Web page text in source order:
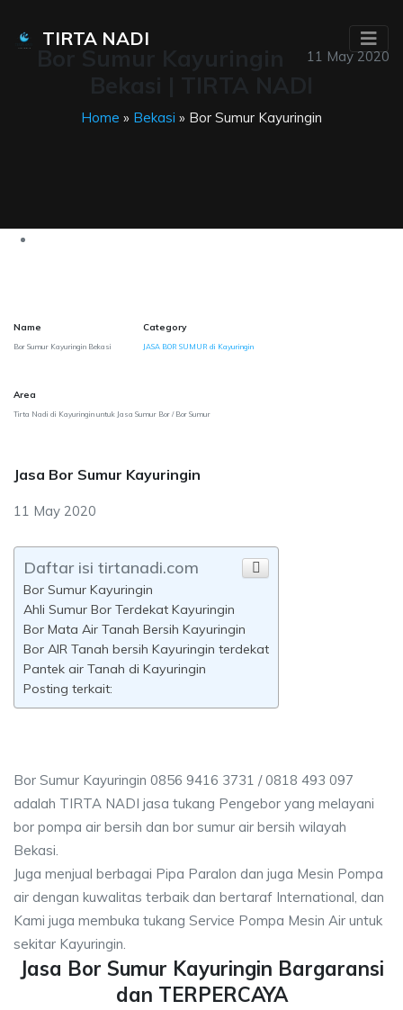
TIRTA NADI
11 May 2020
Home » Bekasi » Bor Sumur Kayuringin
Name
Bor Sumur Kayuringin Bekasi
Category
JASA BOR SUMUR di Kayuringin
Area
Tirta Nadi di Kayuringin untuk Jasa Sumur Bor / Bor Sumur
Jasa Bor Sumur Kayuringin
11 May 2020
Daftar isi tirtanadi.com
Bor Sumur Kayuringin
Ahli Sumur Bor Terdekat Kayuringin
Bor Mata Air Tanah Bersih Kayuringin
Bor AIR Tanah bersih Kayuringin terdekat
Pantek air Tanah di Kayuringin
Posting terkait:
Bor Sumur Kayuringin 0856 9416 3731 / 0818 493 097
adalah TIRTA NADI jasa tukang Pengebor yang melayani
bor pompa air bersih dan bor sumur air bersih wilayah
Bekasi.
Juga menjual berbagai Pipa Paralon dan juga Mesin Pompa
air dengan kuwalitas terbaik dan bertaraf International, dan
Kami juga membuka tukang Service Pompa Mesin Air untuk
sekitar Kayuringin.
Jasa Bor Sumur Kayuringin Bargaransi
dan TERPERCAYA